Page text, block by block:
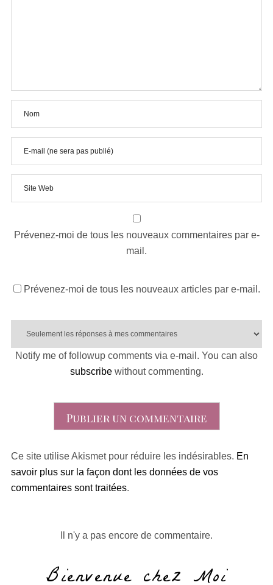
Prévenez-moi de tous les nouveaux commentaires par e-
mail.
Prévenez-moi de tous les nouveaux articles par e-mail.
Notify me of followup comments via e-mail. You can also
subscribewithout commenting.
Ce site utilise Akismet pour réduire les indésirables. En
savoir plus sur la façon dont les données de vos
commentaires sont traitées.
Il n'y a pas encore de commentaire.